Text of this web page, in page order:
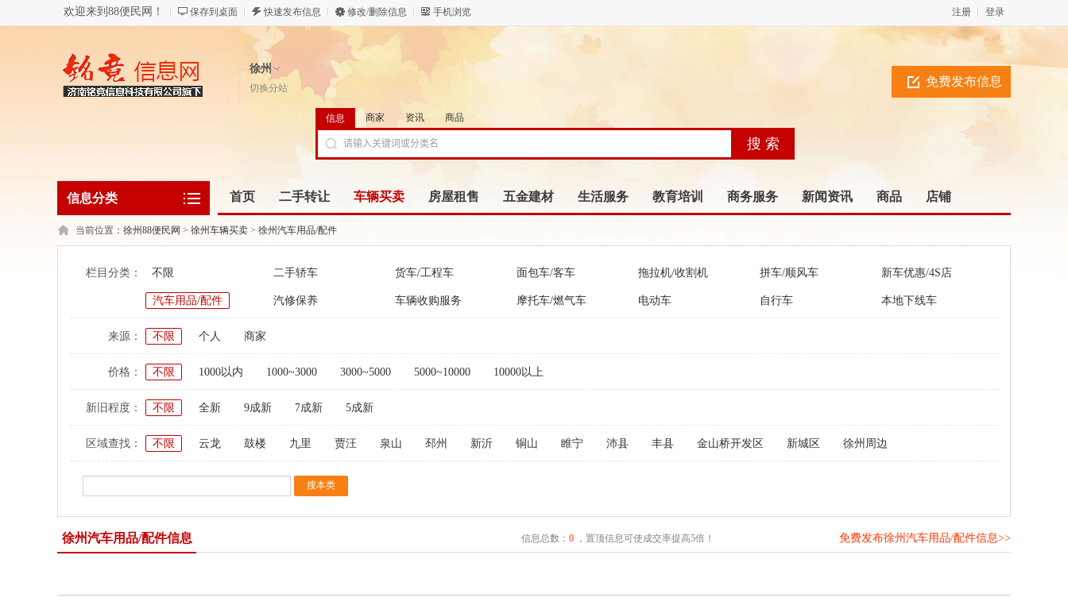
欢迎来到88便民网！ 保存到桌面 快速发布信息 修改/删除信息 手机浏览 登录
注册
徐州
切换分站 免费发布信息
信息 商家 资讯 商品
信息分类 首页 二手转让 车辆买卖 房屋租售 五金建材 生活服务 教育培训 商务服务 新闻资讯 商品 店铺
当前位置： 徐州88便民网 > 徐州车辆买卖 > 徐州汽车用品/配件
栏目分类： 不限 二手轿车 货车/工程车 面包车/客车 拖拉机/收割机 拼车/顺风车 新车优惠/4S店
汽车用品/配件 汽修保养 车辆收购服务 摩托车/燃气车 电动车 自行车 本地下线车
来源： 不限 个人 商家
价格： 不限 1000以内 1000~3000 3000~5000 5000~10000 10000以上
新旧程度： 不限 全新 9成新 7成新 5成新
区域查找： 不限 云龙 鼓楼 九里 贾汪 泉山 邳州 新沂 铜山 睢宁 沛县 丰县 金山桥开发区 新城区 徐州周边
徐州汽车用品/配件信息 信息总数： 0，置顶信息可使成交率提高5倍！ 免费发布徐州汽车用品/配件信息>>